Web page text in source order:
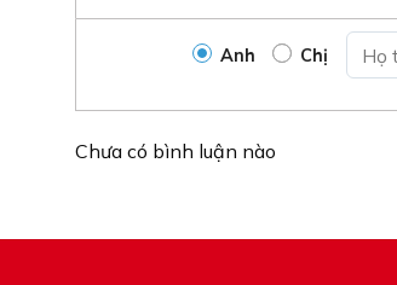
Anh Chị
Chưa có bình luận nào